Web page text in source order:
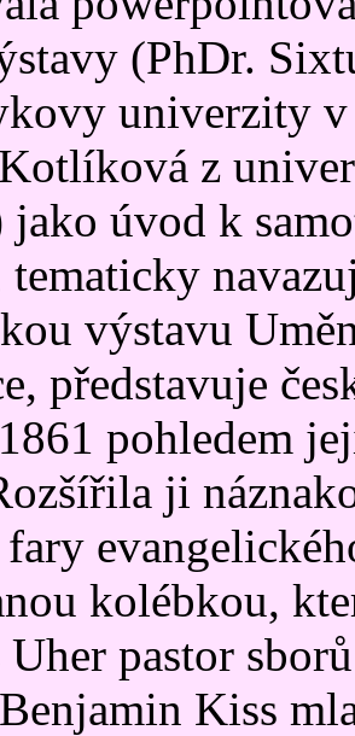
(PhDr.
univerzity
z
úvod k
tematicky
výstavu
představuje
pohledem
ji
kolébkou,
pastor
Kiss